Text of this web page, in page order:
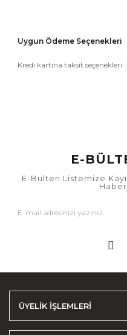
Uygun Ödeme Seçenekleri
Kredi kartına taksit seçenekleri
E-
E-Bülten Listemize
ÜYELİK İŞLEMLERİ